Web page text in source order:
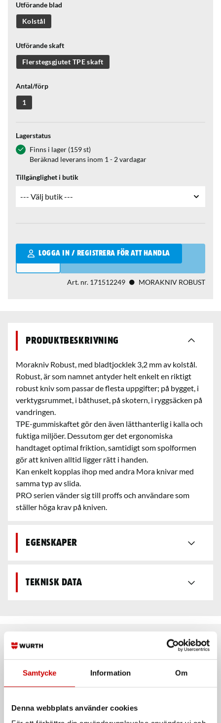
Samtycke Information Om
Denna webbplats använder cookies
Utförande blad
Kolstål
Utförande skaft
Flerstegsgjutet TPE skaft
Antal/förp
1
Lagerstatus
Finns i lager (159 st)
Beräknad leverans inom 1 - 2 vardagar
Tillgänglighet i butik
LOGGA IN / REGISTRERA FÖR ATT HANDLA
Qantity
Art. nr. 171512249 MORAKNIV ROBUST
Produktbeskrivning
Morakniv Robust, med bladtjocklek 3,2 mm av kolstål.
Robust, är som namnet antyder helt enkelt en riktigt
robust kniv som passar de flesta uppgifter; på bygget, i
verktygsrummet, i båthuset, på skotern, i ryggsäcken på
vandringen.
TPE-gummiskaftet gör den även lätthanterlig i kalla och
fuktiga miljöer. Dessutom ger det ergonomiska
handtaget optimal friktion, samtidigt som spolformen
gör att kniven alltid ligger rätt i handen.
Kan enkelt kopplas ihop med andra Mora knivar med
samma typ av slida.
PRO serien vänder sig till proffs och användare som
ställer höga krav på kniven.
Egenskaper
Teknisk data
Rekommenderat baserat på vald produkt